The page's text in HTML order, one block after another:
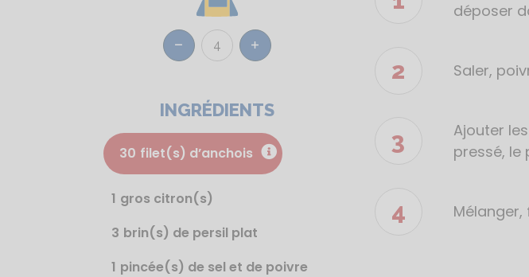
Réduire 4 Augmenter
INGRÉDIENTS
30 filet(s) d’anchois
1 gros citron(s)
3 brin(s) de persil plat
1 pincée(s) de sel et de poivre
déposer
Saler,
Ajouter
pressé, le